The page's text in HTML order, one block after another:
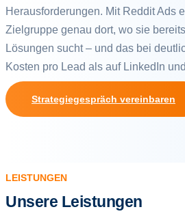
Herausforderungen. Mit Reddit Ads
Zielgruppe genau dort, wo sie
Lösungen sucht – und das bei
Kosten pro Lead als auf LinkedIn
Strategiegespräch vereinbaren
LEISTUNGEN
Unsere Leistungen